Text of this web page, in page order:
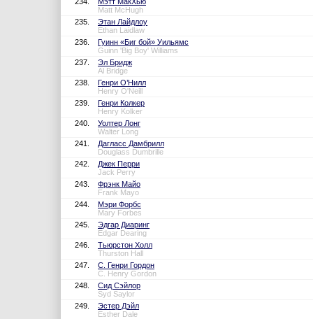
Matt McHugh
235.
Этан Лайдлоу
Ethan Laidlaw
236.
Гуинн «Биг бой» Уильямс
Guinn 'Big Boy' Williams
237.
Эл Бридж
Al Bridge
238.
Генри О’Нилл
Henry O'Neill
239.
Генри Колкер
Henry Kolker
240.
Уолтер Лонг
Walter Long
241.
Дагласс Дамбрилл
Douglass Dumbrille
242.
Джек Перри
Jack Perry
243.
Фрэнк Майо
Frank Mayo
244.
Мэри Форбс
Mary Forbes
245.
Эдгар Диаринг
Edgar Dearing
246.
Тьюрстон Холл
Thurston Hall
247.
С. Генри Гордон
C. Henry Gordon
248.
Сид Сэйлор
Syd Saylor
249.
Эстер Дэйл
Esther Dale